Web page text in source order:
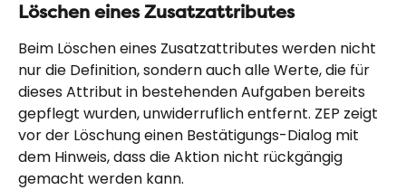
Löschen eines Zusatzattributes
Beim Löschen eines Zusatzattributes werden nicht
nur die Definition, sondern auch alle Werte, die für
dieses Attribut in bestehenden Aufgaben bereits
gepflegt wurden, unwiderruflich entfernt. ZEP zeigt
vor der Löschung einen Bestätigungs-Dialog mit
dem Hinweis, dass die Aktion nicht rückgängig
gemacht werden kann.